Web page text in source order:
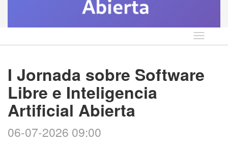
Idioma
I Jornada sobre Software
Libre e Inteligencia
Artificial Abierta
06-07-2026 09:00